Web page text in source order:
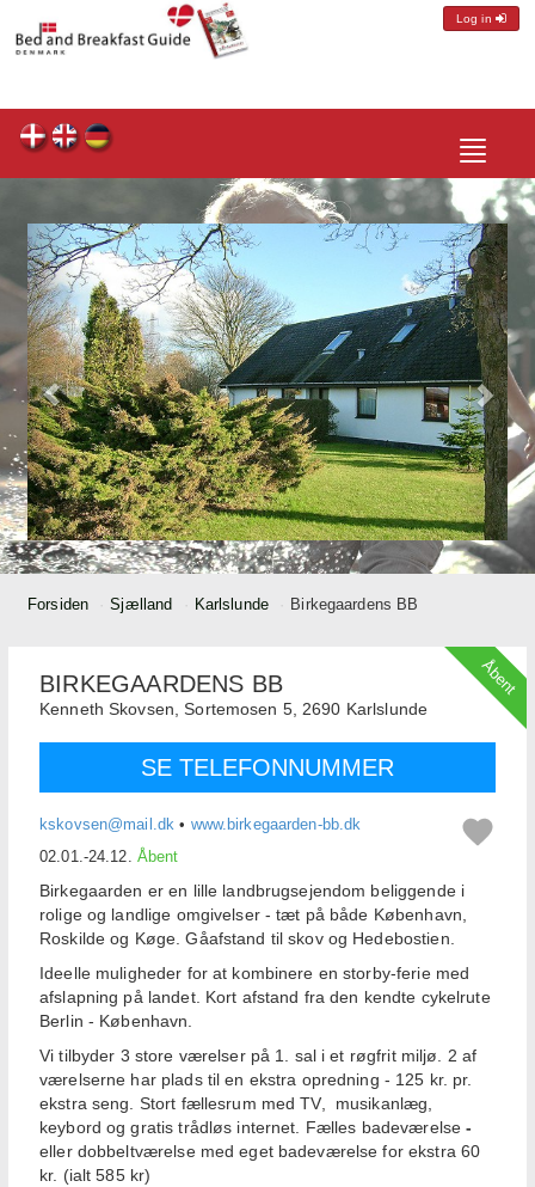
Log in
Toggle
Forsiden Sjælland Karlslunde Birkegaardens BB
Åbent
BIRKEGAARDENS BB
Kenneth Skovsen,Sortemosen 5, 2690 Karlslunde
SE TELEFONNUMMER
kskovsen@mail.dk • www.birkegaarden-bb.dk
02.01.-24.12. Åbent
Birkegaarden er en lille landbrugsejendom beliggende i
rolige og landlige omgivelser - tæt på både København,
Roskilde og Køge. Gåafstand til skov og Hedebostien.
Ideelle muligheder for at kombinere en storby-ferie med
afslapning på landet. Kort afstand fra den kendte cykelrute
Berlin - København.
Vi tilbyder 3 store værelser på 1. sal i et røgfrit miljø. 2 af
værelserne har plads til en ekstra opredning - 125 kr. pr.
ekstra seng. Stort fællesrum med TV, musikanlæg,
keybord og gratis trådløs internet. Fælles badeværelse -
eller dobbeltværelse med eget badeværelse for ekstra 60
kr. (ialt 585 kr)